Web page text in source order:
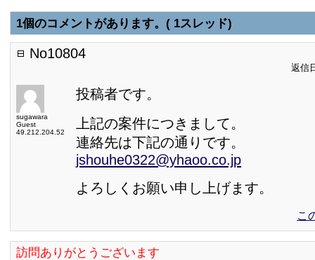
1個のコメントがあります。( 1スレッド)
No10804
返信
sugawara
Guest
49.212.204.52
投稿者です。
上記の案件につきまして。
連絡先は下記の通りです。
jshouhe0322@yhaoo.co.jp
よろしくお願い申し上げます。
こ
訪問ありがとうございます